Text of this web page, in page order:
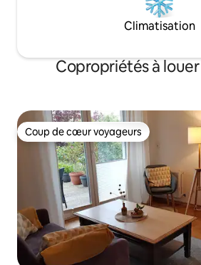
Climatisation
Copropriétés à
Coup de cœur voyageurs
Coup de cœur voyageurs